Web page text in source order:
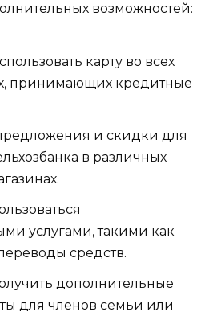
возможностей:
карту во всех
принимающих кредитные
и скидки для
в различных
услугами, такими как
средств.
дополнительные
для членов семьи или